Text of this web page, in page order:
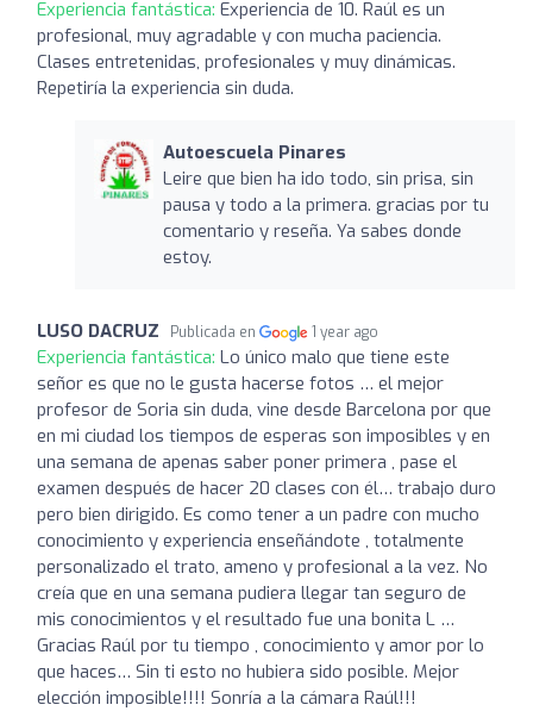
Experiencia fantástica: Experiencia de 10. Raúl es un
profesional, muy agradable y con mucha paciencia.
Clases entretenidas, profesionales y muy dinámicas.
Repetiría la experiencia sin duda.
Autoescuela Pinares
Leire que bien ha ido todo, sin prisa, sin
pausa y todo a la primera. gracias por tu
comentario y reseña. Ya sabes donde
estoy.
LUSO DACRUZ Publicada en 1 year ago
Experiencia fantástica: Lo único malo que tiene este
señor es que no le gusta hacerse fotos … el mejor
profesor de Soria sin duda, vine desde Barcelona por que
en mi ciudad los tiempos de esperas son imposibles y en
una semana de apenas saber poner primera , pase el
examen después de hacer 20 clases con él… trabajo duro
pero bien dirigido. Es como tener a un padre con mucho
conocimiento y experiencia enseñándote , totalmente
personalizado el trato, ameno y profesional a la vez. No
creía que en una semana pudiera llegar tan seguro de
mis conocimientos y el resultado fue una bonita L …
Gracias Raúl por tu tiempo , conocimiento y amor por lo
que haces… Sin ti esto no hubiera sido posible. Mejor
elección imposible!!!! Sonría a la cámara Raúl!!!